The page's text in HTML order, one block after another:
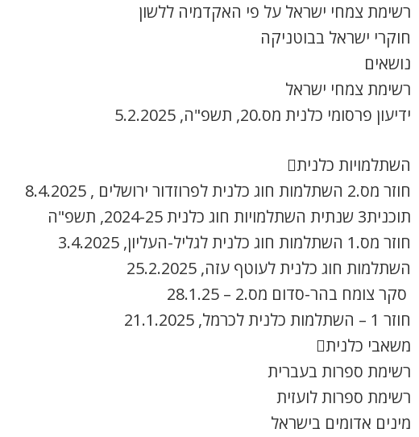
רשימת צמחי ישראל על פי האקדמיה ללשון
חוקרי ישראל בבוטניקה
נושאים
רשימת צמחי ישראל
ידיעון פרסומי כלנית מס.20, תשפ"ה, 5.2.2025
השתלמויות כלנית
חוזר מס.2 השתלמות חוג כלנית לפרוזדור ירושלים , 8.4.2025
תוכנית3 שנתית השתלמויות חוג כלנית 2024-25, תשפ"ה
חוזר מס.1 השתלמות חוג כלנית לגליל-העליון, 3.4.2025
השתלמות חוג כלנית לעוטף עזה, 25.2.2025
סקר צומח בהר-סדום מס.2 – 28.1.25
חוזר 1 – השתלמות כלנית לכרמל, 21.1.2025
משאבי כלנית
רשימת ספרות בעברית
רשימת ספרות לועזית
מינים אדומים בישראל